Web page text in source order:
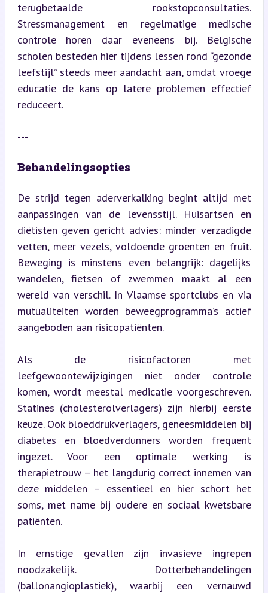
terugbetaalde rookstopconsultaties.
Stressmanagement en regelmatige medische
controle horen daar eveneens bij. Belgische
scholen besteden hier tijdens lessen rond “gezonde
leefstijl” steeds meer aandacht aan, omdat vroege
educatie de kans op latere problemen effectief
reduceert.
---
Behandelingsopties
De strijd tegen aderverkalking begint altijd met
aanpassingen van de levensstijl. Huisartsen en
diëtisten geven gericht advies: minder verzadigde
vetten, meer vezels, voldoende groenten en fruit.
Beweging is minstens even belangrijk: dagelijks
wandelen, fietsen of zwemmen maakt al een
wereld van verschil. In Vlaamse sportclubs en via
mutualiteiten worden beweegprogramma’s actief
aangeboden aan risicopatiënten.
Als de risicofactoren met
leefgewoontewijzigingen niet onder controle
komen, wordt meestal medicatie voorgeschreven.
Statines (cholesterolverlagers) zijn hierbij eerste
keuze. Ook bloeddrukverlagers, geneesmiddelen bij
diabetes en bloedverdunners worden frequent
ingezet. Voor een optimale werking is
therapietrouw – het langdurig correct innemen van
deze middelen – essentieel en hier schort het
soms, met name bij oudere en sociaal kwetsbare
patiënten.
In ernstige gevallen zijn invasieve ingrepen
noodzakelijk. Dotterbehandelingen
(ballonangioplastiek), waarbij een vernauwd